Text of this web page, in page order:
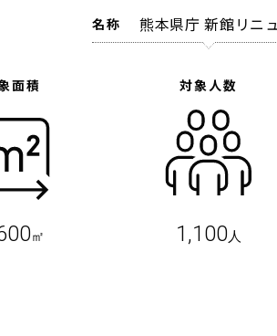
名称 熊本県庁 新館リニ
面積
㎡
対象人数
1,100人